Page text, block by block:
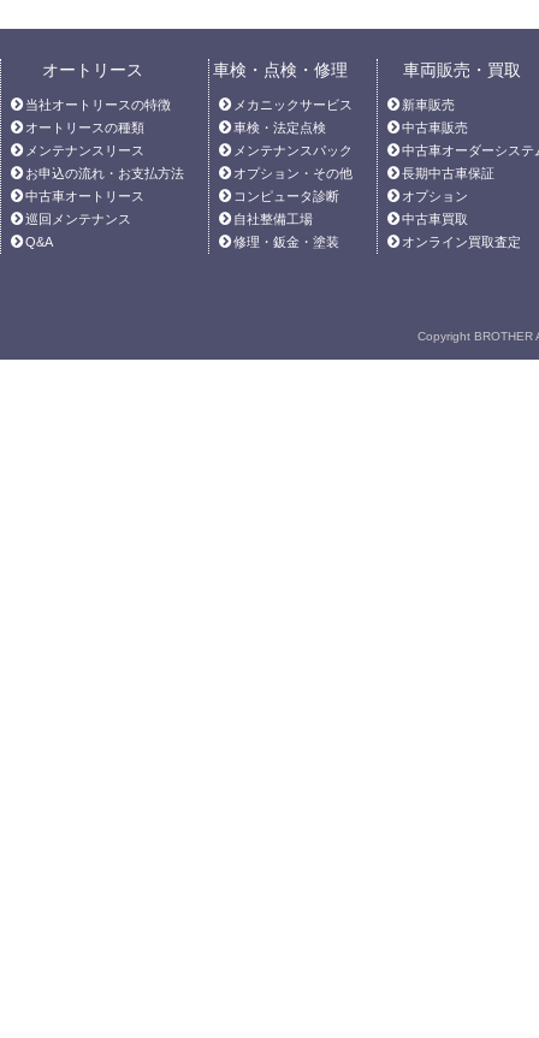
オートリース
当社オートリースの特徴
オートリースの種類
メンテナンスリース
お申込の流れ・お支払方法
中古車オートリース
巡回メンテナンス
Q&A
車検・点検・修理
メカニックサービス
車検・法定点検
メンテナンスパック
オプション・その他
コンピュータ診断
自社整備工場
修理・鈑金・塗装
車両販売・買取
新車販売
中古車販売
中古車オーダーシステ
長期中古車保証
オプション
中古車買取
オンライン買取査定
Copyright BROTHER